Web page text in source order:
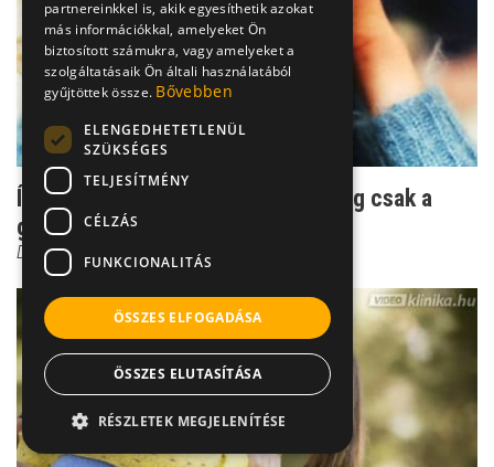
Így gyógyul a pánikbeteg - nem elég csak a
gyógyszerben bízn...
Dr. Ormay István
partnereinkkel is, akik egyesíthetik azokat
más információkkal, amelyeket Ön
biztosított számukra, vagy amelyeket a
szolgáltatásaik Ön általi használatából
gyűjtöttek össze. Bővebben
ELENGEDHETETLENÜL
SZÜKSÉGES
TELJESÍTMÉNY
CÉLZÁS
FUNKCIONALITÁS
ÖSSZES ELFOGADÁSA
ÖSSZES ELUTASÍTÁSA
RÉSZLETEK MEGJELENÍTÉSE